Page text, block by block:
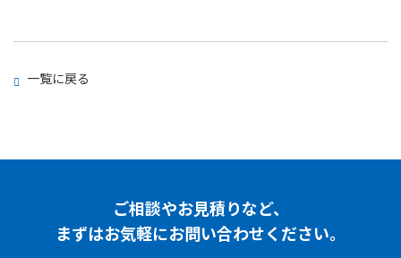
一覧に戻る
ご相談やお見積りなど、
まずはお気軽にお問い合わせください。